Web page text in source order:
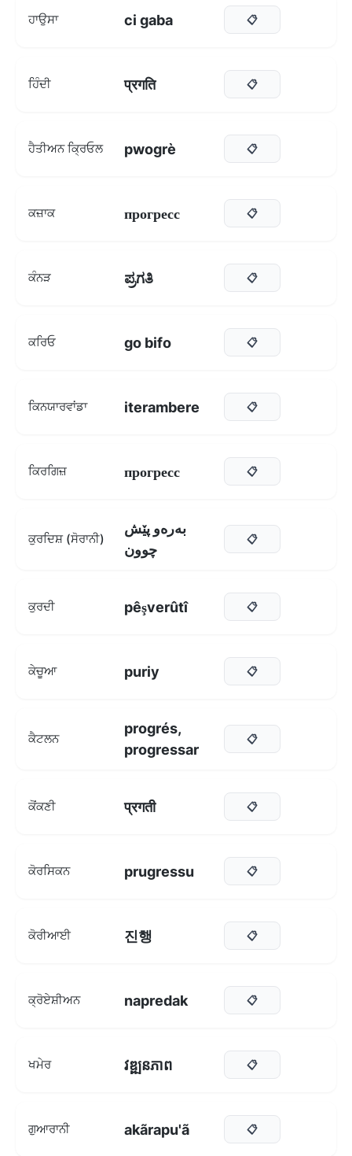
ਹਾਉਸਾ ci gaba 📋
ਹਿੰਦੀ प्रगति 📋
ਹੈਤੀਅਨ ਕ੍ਰਿਓਲ pwogrè 📋
ਕਜ਼ਾਕ прогресс 📋
ਕੰਨੜ ಪ್ರಗತಿ 📋
ਕਰਿਓ go bifo 📋
ਕਿਨਯਾਰਵਾਂਡਾ iterambere 📋
ਕਿਰਗਿਜ਼ прогресс 📋
ਕੁਰਦਿਸ਼ (ਸੋਰਾਨੀ)
بەرەو پێش
چوون
📋
ਕੁਰਦੀ pêşverûtî 📋
ਕੇਚੂਆ puriy 📋
ਕੈਟਲਨ
progrés,
progressar
📋
ਕੋਂਕਣੀ प्रगती 📋
ਕੋਰਸਿਕਨ prugressu 📋
ਕੋਰੀਆਈ 진행 📋
ਕ੍ਰੋਏਸ਼ੀਅਨ napredak 📋
ਖਮੇਰ វឌ្ឍនភាព 📋
ਗੁਆਰਾਨੀ akãrapu'ã 📋